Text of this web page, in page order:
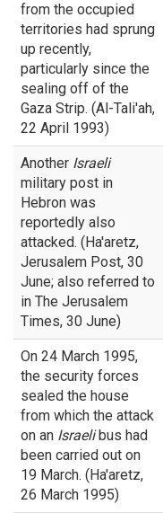
from the occupied
territories had sprung
up recently,
particularly since the
sealing off of the
Gaza Strip. (Al-Tali'ah,
22 April 1993)
Another Israeli
military post in
Hebron was
reportedly also
attacked. (Ha'aretz,
Jerusalem Post, 30
June; also referred to
in The Jerusalem
Times, 30 June)
On 24 March 1995,
the security forces
sealed the house
from which the attack
on an Israelibus had
been carried out on
19 March. (Ha'aretz,
26 March 1995)